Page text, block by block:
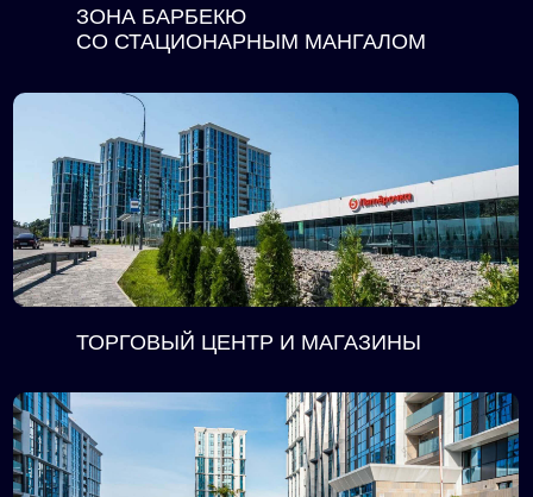
ЗОНА БАРБЕКЮ
СО СТАЦИОНАРНЫМ МАНГАЛОМ
ТОРГОВЫЙ ЦЕНТР И МАГАЗИНЫ